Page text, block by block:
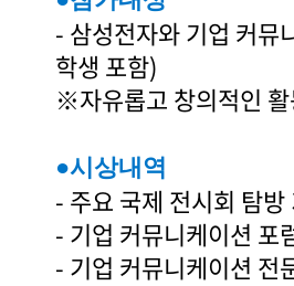
- 삼성전자와 기업 커뮤
학생 포함)
※자유롭고 창의적인
●시상내역
- 주요 국제 전시회 탐방
- 기업 커뮤니케이션 포
- 기업 커뮤니케이션 전